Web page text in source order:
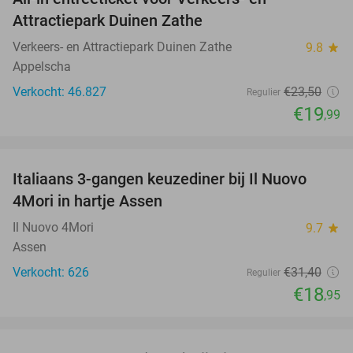
Attractiepark Duinen Zathe
Verkeers- en Attractiepark Duinen Zathe 9.8 star
Appelscha
Verkocht: 46.827
Regulier €23,50
€19,99
40%
Italiaans 3-gangen keuzediner bij Il Nuovo
4Mori in hartje Assen
Il Nuovo 4Mori 9.7 star
Assen
Verkocht: 626
Regulier €31,40
€18,95